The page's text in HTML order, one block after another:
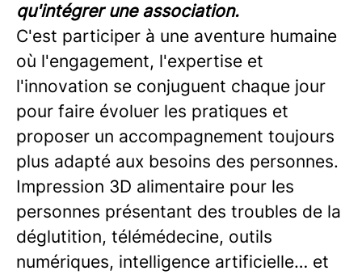
qu'intégrer une association.
C'est participer à une aventure humaine
où l'engagement, l'expertise et
l'innovation se conjuguent chaque jour
pour faire évoluer les pratiques et
proposer un accompagnement toujours
plus adapté aux besoins des personnes.
Impression 3D alimentaire pour les
personnes présentant des troubles de la
déglutition, télémédecine, outils
numériques, intelligence artificielle… et